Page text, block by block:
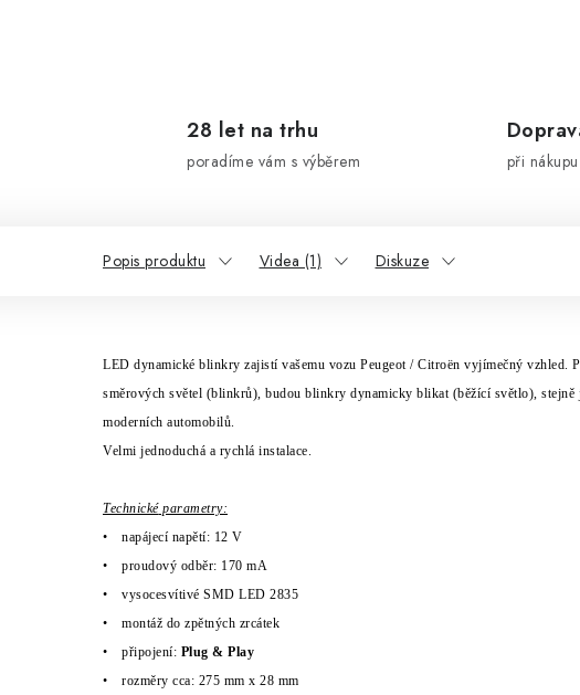
28 let na trhu
poradíme vám s výběrem při
Popis produktu Videa (1) Diskuze
LED dynamické blinkry zajistí vašemu vozu Peugeot / Citroën vyjímečný vzhled.
směrových světel (blinkrů), budou blinkry dynamicky blikat (běžící světlo), stejně
moderních automobilů.
Velmi jednoduchá a rychlá instalace.
Technicképarametry:
• napájecí napětí: 12 V
• proudový odběr: 170 mA
• vysocesvítivé SMD LED 2835
• montáž do zpětných zrcátek
• připojení: Plug & Play
• rozměry cca: 275 mm x 28 mm